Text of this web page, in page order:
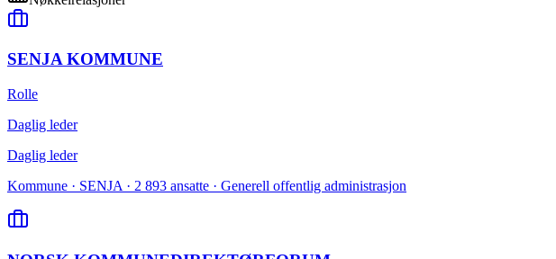
SENJA KOMMUNE
Rolle
Daglig leder
Daglig leder
Kommune · SENJA · 2 893 ansatte · Generell offentlig administrasjon